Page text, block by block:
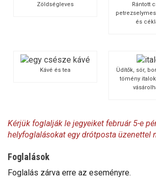
Zöldségleves
Rántott
és
Kávé és tea
Üdítők, sör,
tömény
Kérjük foglalják le jegyeiket február 5-e
helyfoglalásokat egy drótposta üzenettel
Foglalások
Foglalás zárva erre az eseményre.